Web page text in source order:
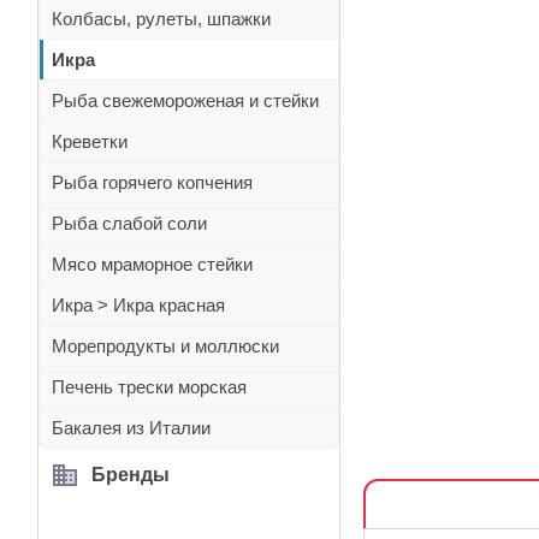
Колбасы, рулеты, шпажки
Икра
Рыба свежемороженая и стейки
Креветки
Рыба горячего копчения
Рыба слабой соли
Мясо мраморное стейки
Икра > Икра красная
Морепродукты и моллюски
Печень трески морская
Бакалея из Италии
Бренды